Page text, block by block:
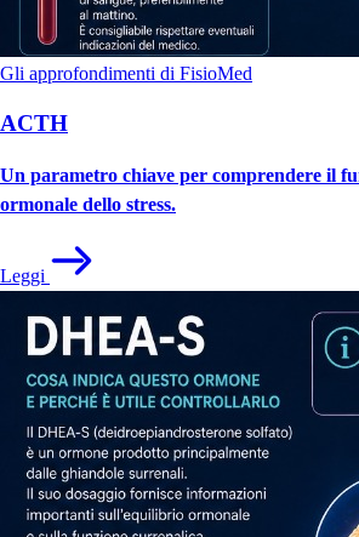
Gli approfondimenti di FisioMed
ACTH
Un parametro chiave per comprendere il
ormonale dello stress.
Leggi